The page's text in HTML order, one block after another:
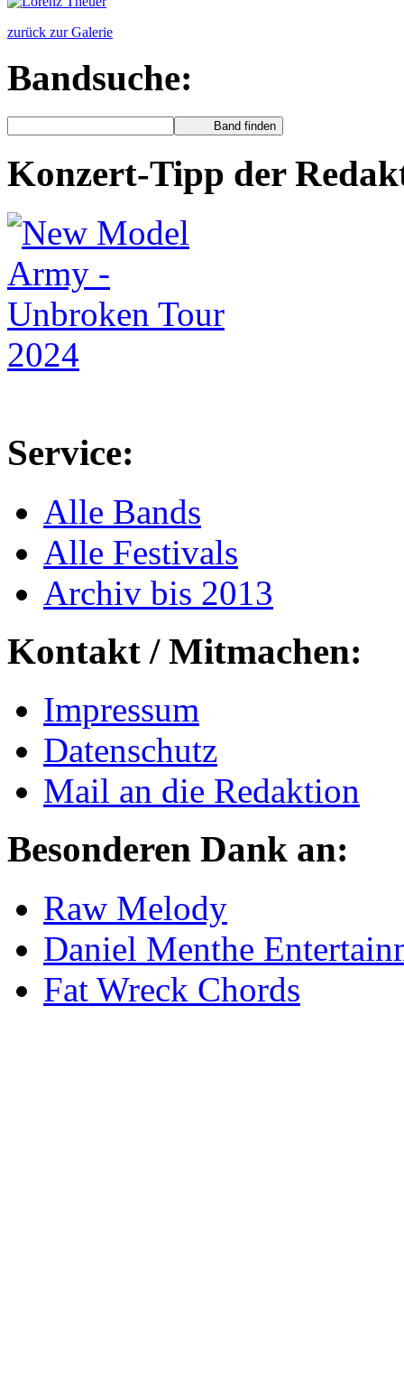
zurück zur Galerie
Bandsuche:
Konzert-Tipp der
Service:
Alle Bands
Alle Festivals
Archiv bis 2013
Kontakt / Mitmachen:
Impressum
Datenschutz
Mail an die Redaktion
Besonderen Dank an:
Raw Melody
Daniel Menthe
Fat Wreck Chords